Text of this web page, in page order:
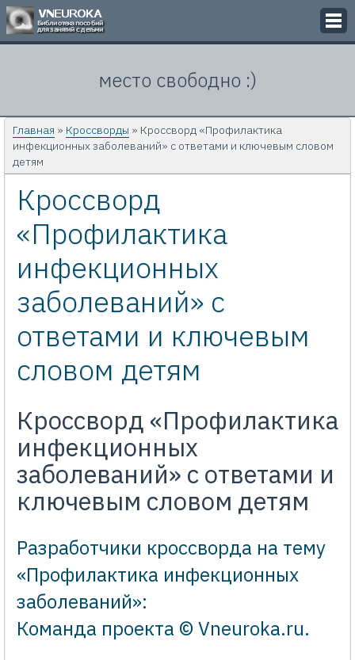
Кроссворды
Презентации
Картинки
Контакты
место свободно :)
Главная » Кроссворды » Кроссворд «Профилактика
инфекционных заболеваний» с ответами и ключевым словом
детям
Кроссворд
«Профилактика
инфекционных
заболеваний» с
ответами и ключевым
словом детям
Кроссворд «Профилактика
инфекционных
заболеваний» с ответами и
ключевым словом детям
Разработчики кроссворда на тему
«Профилактика инфекционных
заболеваний»:
Команда проекта © Vneuroka.ru.